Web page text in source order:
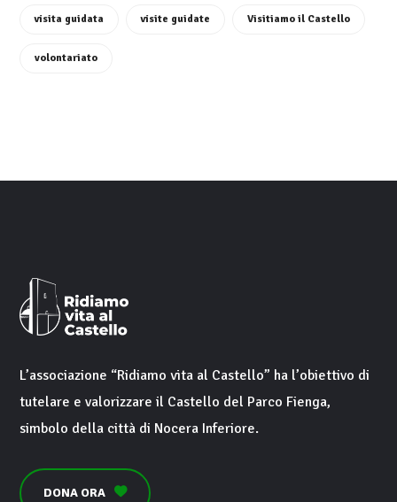
visita guidata visite guidate Visitiamo il Castello
volontariato
L’associazione “Ridiamo vita al Castello” ha l’obiettivo di
tutelare e valorizzare il Castello del Parco Fienga,
simbolo della città di Nocera Inferiore.
DONA ORA